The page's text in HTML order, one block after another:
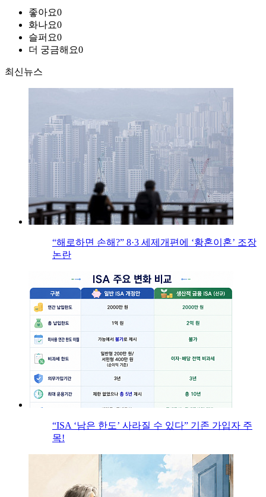
좋아요0
화나요0
슬퍼요0
더 궁금해요0
최신뉴스
“해로하면 손해?” 8·3 세제개편에 ‘황혼이혼’ 조장
논란
“ISA ‘남은 한도’ 사라질 수 있다” 기존 가입자 주
목!